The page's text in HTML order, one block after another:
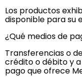
Los productos
disponible para su
¿Qué medios de
Transferencias o
crédito o débito y
pago que ofrece